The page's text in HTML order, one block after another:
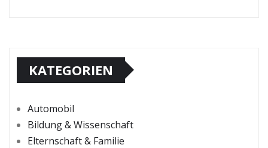
KATEGORIEN
Automobil
Bildung & Wissenschaft
Elternschaft & Familie